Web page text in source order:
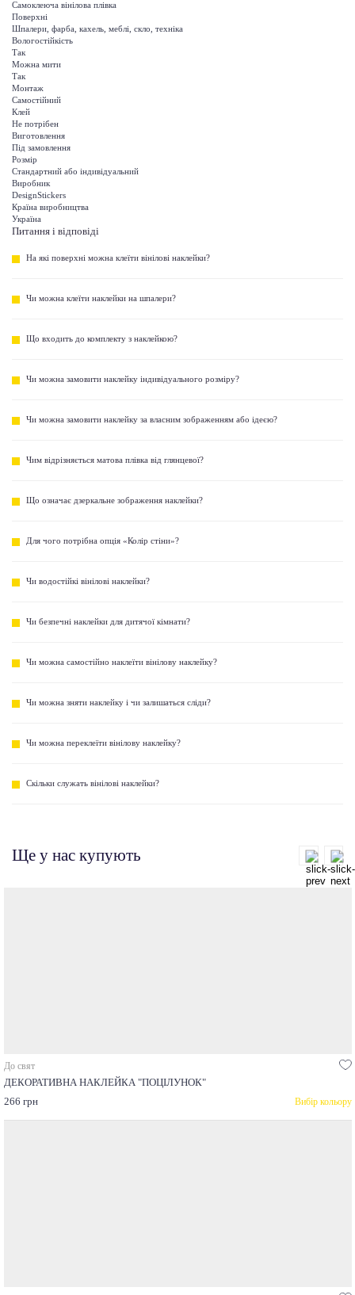
Самоклеюча вінілова плівка
Поверхні
Шпалери, фарба, кахель, меблі, скло, техніка
Вологостійкість
Так
Можна мити
Так
Монтаж
Самостійний
Клей
Не потрібен
Виготовлення
Під замовлення
Розмір
Стандартний або індивідуальний
Виробник
DesignStickers
Країна виробництва
Україна
Питання і відповіді
На які поверхні можна клеїти вінілові наклейки?
Чи можна клеїти наклейки на шпалери?
Що входить до комплекту з наклейкою?
Чи можна замовити наклейку індивідуального розміру?
Чи можна замовити наклейку за власним зображенням або ідеєю?
Чим відрізняється матова плівка від глянцевої?
Що означає дзеркальне зображення наклейки?
Для чого потрібна опція «Колір стіни»?
Чи водостійкі вінілові наклейки?
Чи безпечні наклейки для дитячої кімнати?
Чи можна самостійно наклеїти вінілову наклейку?
Чи можна зняти наклейку і чи залишаться сліди?
Чи можна переклеїти вінілову наклейку?
Скільки служать вінілові наклейки?
Ще у нас купують
До свят
ДЕКОРАТИВНА НАКЛЕЙКА "ПОЦІЛУНОК"
266 грн
Вибір кольору